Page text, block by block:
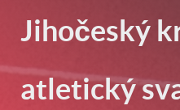
Jihočeský
atletický